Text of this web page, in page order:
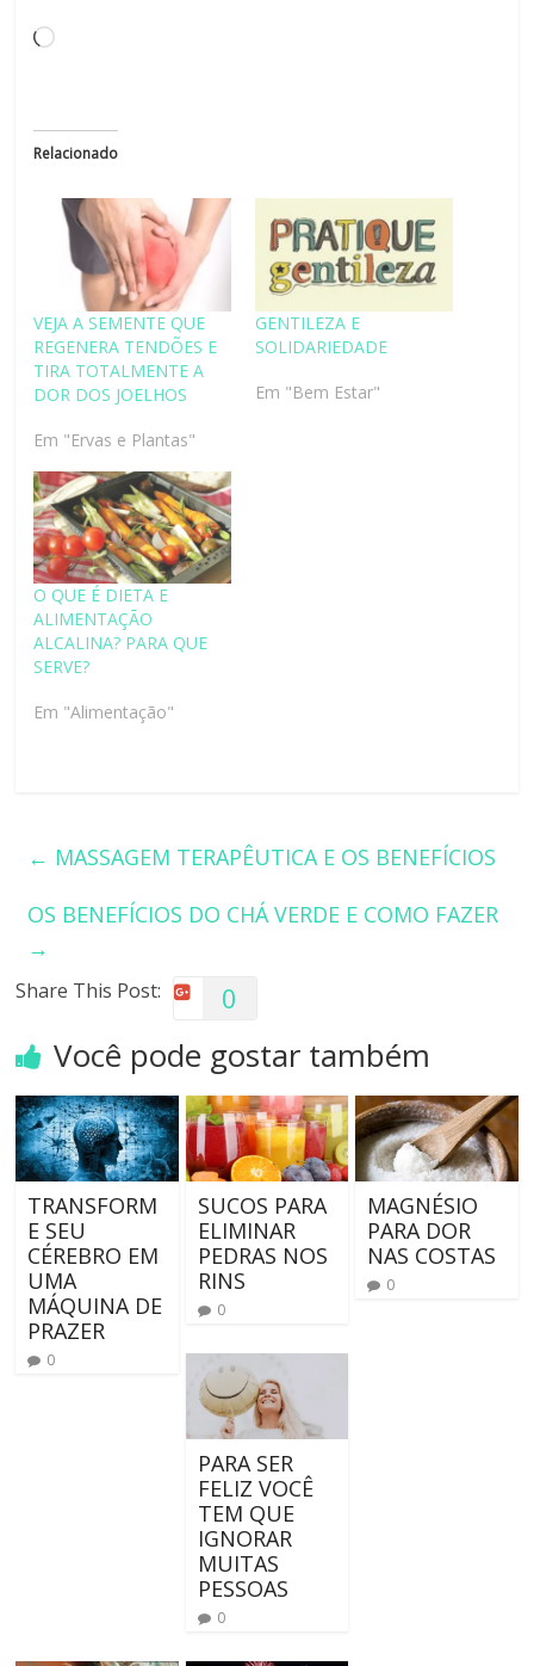
Relacionado
VEJA A SEMENTE QUE
REGENERA TENDÕES E
TIRA TOTALMENTE A
DOR DOS JOELHOS
Em "Ervas e Plantas"
GENTILEZA E
SOLIDARIEDADE
Em "Bem Estar"
O QUE É DIETA E
ALIMENTAÇÃO
ALCALINA? PARA QUE
SERVE?
Em "Alimentação"
← MASSAGEM TERAPÊUTICA E OS BENEFÍCIOS
OS BENEFÍCIOS DO CHÁ VERDE E COMO FAZER
→
Share This Post: 0
Você pode gostar também
TRANSFORM
E SEU
CÉREBRO EM
UMA
MÁQUINA DE
PRAZER
0
SUCOS PARA
ELIMINAR
PEDRAS NOS
RINS
0
MAGNÉSIO
PARA DOR
NAS COSTAS
0
PARA SER
FELIZ VOCÊ
TEM QUE
IGNORAR
MUITAS
PESSOAS
0